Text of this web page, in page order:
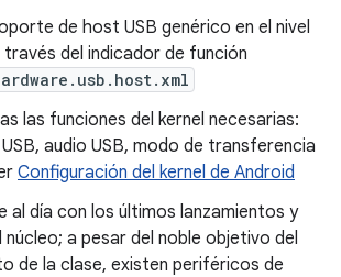
de host USB genérico en el nivel
del indicador de función
las funciones del kernel necesarias:
audio USB, modo de transferencia
Configuración del kernel de Android
al día con los últimos lanzamientos y
a pesar del noble objetivo del
de la clase, existen periféricos de